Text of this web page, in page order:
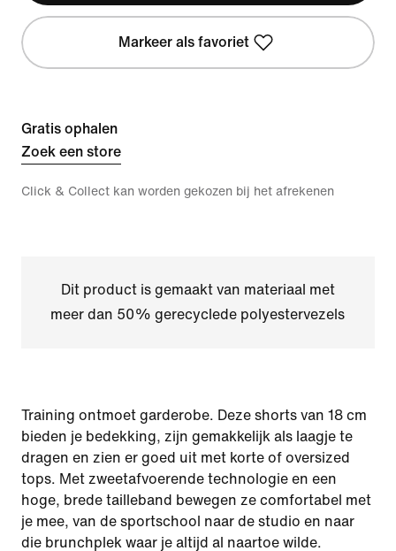
Markeer als favoriet
Gratis ophalen
Zoek een store
Click & Collect kan worden gekozen bij het afrekenen
Dit product is gemaakt van materiaal met
meer dan 50% gerecyclede polyestervezels
Training ontmoet garderobe. Deze shorts van 18 cm
bieden je bedekking, zijn gemakkelijk als laagje te
dragen en zien er goed uit met korte of oversized
tops. Met zweetafvoerende technologie en een
hoge, brede tailleband bewegen ze comfortabel met
je mee, van de sportschool naar de studio en naar
die brunchplek waar je altijd al naartoe wilde.